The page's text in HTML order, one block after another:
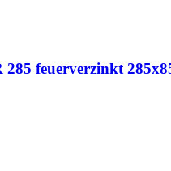
feuerverzinkt